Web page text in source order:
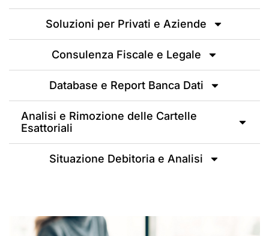
Soluzioni per Privati e Aziende
Consulenza Fiscale e Legale
Database e Report Banca Dati
Analisi e Rimozione delle Cartelle
Esattoriali
Situazione Debitoria e Analisi